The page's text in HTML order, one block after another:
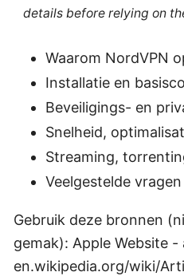
details before relying on
Waarom NordVPN
Installatie en
Beveiligings- en
Snelheid,
Streaming,
Veelgestelde vragen
Gebruik deze bronnen
gemak): Apple Website
en.wikipedia.org/wiki/